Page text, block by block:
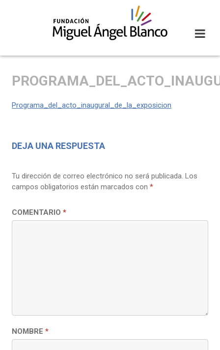
Programa_del_acto_inaugural_de_la_exposicion
DEJA UNA RESPUESTA
Tu dirección de correo electrónico no será publicada. Los
campos obligatorios están marcados con *
COMENTARIO *
NOMBRE *